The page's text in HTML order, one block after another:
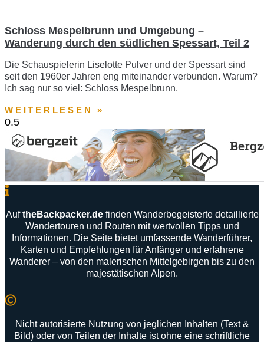
Schloss Mespelbrunn und Umgebung –
Wanderung durch den südlichen Spessart, Teil 2
Die Schauspielerin Liselotte Pulver und der Spessart sind
seit den 1960er Jahren eng miteinander verbunden. Warum?
Ich sag nur so viel: Schloss Mespelbrunn.
WEITERLESEN »
Auf theBackpacker.de finden Wanderbegeisterte detaillierte
Wandertouren und Routen mit wertvollen Tipps und
Informationen. Die Seite bietet umfassende Wanderführer,
Karten und Empfehlungen für Anfänger und erfahrene
Wanderer – von den malerischen Mittelgebirgen bis zu den
majestätischen Alpen.
Nicht autorisierte Nutzung von jeglichen Inhalten (Text &
Bild) oder von Teilen der Inhalte ist ohne eine schriftliche